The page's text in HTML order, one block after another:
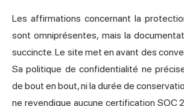
Les affirmations concernant la
sont omniprésentes, mais la
succincte. Le site met en avant des
Sa politique de confidentialité ne
de bout en bout, ni la durée de
ne revendique aucune certification SOC